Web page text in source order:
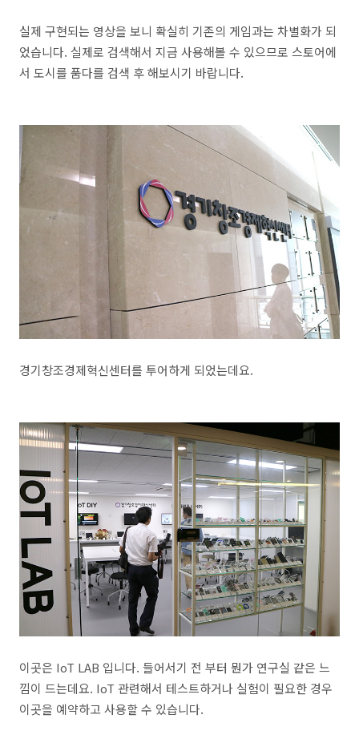
실제 구현되는 영상을 보니 확실히 기존의 게임과는 차별화가 되
었습니다. 실제로 검색해서 지금 사용해볼 수 있으므로 스토어에
서 도시를 품다를 검색 후 해보시기 바랍니다.
경기창조경제혁신센터를 투어하게 되었는데요.
이곳은 IoT LAB 입니다. 들어서기 전 부터 뭔가 연구실 같은 느
낌이 드는데요. IoT 관련해서 테스트하거나 실험이 필요한 경우
이곳을 예약하고 사용할 수 있습니다.